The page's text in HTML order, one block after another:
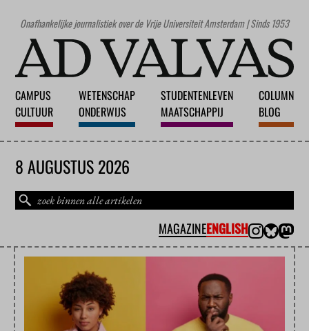
Onafhankelijke journalistiek over de Vrije Universiteit Amsterdam | Sinds 1953
CAMPUS
CULTUUR
WETENSCHAP
ONDERWIJS
STUDENTENLEVEN
MAATSCHAPPIJ
COLUMN
BLOG
8 AUGUSTUS 2026
MAGAZINEENGLISH